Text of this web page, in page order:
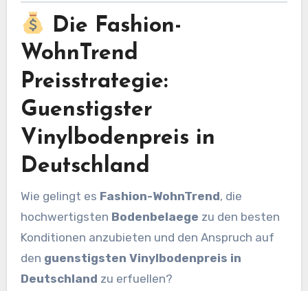
Die Fashion-
WohnTrend
Preisstrategie:
Guenstigster
Vinylbodenpreis in
Deutschland
Wie gelingt es Fashion-WohnTrend, die
hochwertigsten Bodenbelaege zu den besten
Konditionen anzubieten und den Anspruch auf
den guenstigsten Vinylbodenpreis in
Deutschland zu erfuellen?